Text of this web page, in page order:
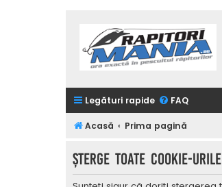
Legături rapide FAQ
Acasă Prima pagină
Şterge toate cookie-